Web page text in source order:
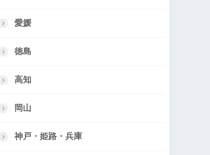
愛媛
徳島
高知
岡山
神戸・姫路・兵庫